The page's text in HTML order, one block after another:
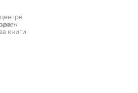
книги